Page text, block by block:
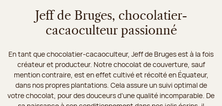
Jeff de Bruges, chocolatier-
cacaoculteur passionné
En tant que chocolatier-cacaoculteur, Jeff de Bruges est à la fois
créateur et producteur. Notre chocolat de couverture, sauf
mention contraire, est en effet cultivé et récolté en Équateur,
dans nos propres plantations. Cela assure un suivi optimal de
votre chocolat, pour des douceurs d’une qualité incomparable. De